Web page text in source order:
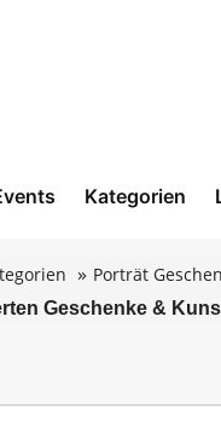
Kategorien
Porträt
Geschenke &